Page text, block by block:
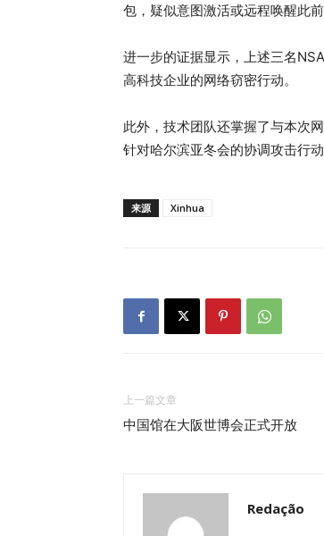
包，疑似意图激活或远程唤醒此前
进一步的证据显示，上述三名
高科技企业的网络窃密行动。
此外，技术团队还掌握了与本次
针对哈尔滨亚冬会的协调攻击行动
来源 Xinhua
上一篇文章
中国馆在大阪世博会正式开放
Redação